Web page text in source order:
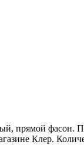
прямой фасон.
Клер.